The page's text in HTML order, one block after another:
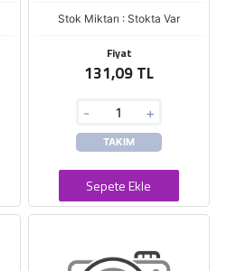
Stok Miktarı : Stokta Var
Fiyat
131,09 TL
- +
TAKIM
Sepete Ekle